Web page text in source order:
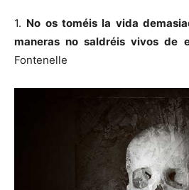
1. No os toméis la vida
maneras no saldréis vivos de
Fontenelle